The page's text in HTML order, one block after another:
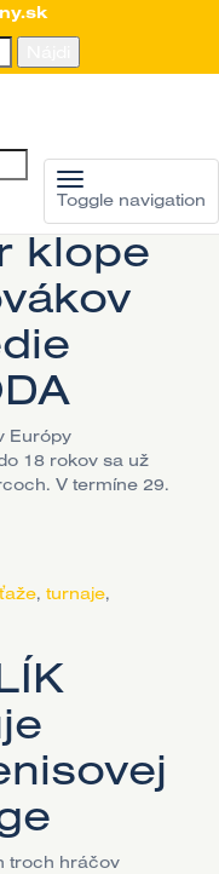
Toggle navigation
klope
Európy
18 rokov sa už
V termíne 29.
, turnaje,
troch hráčov